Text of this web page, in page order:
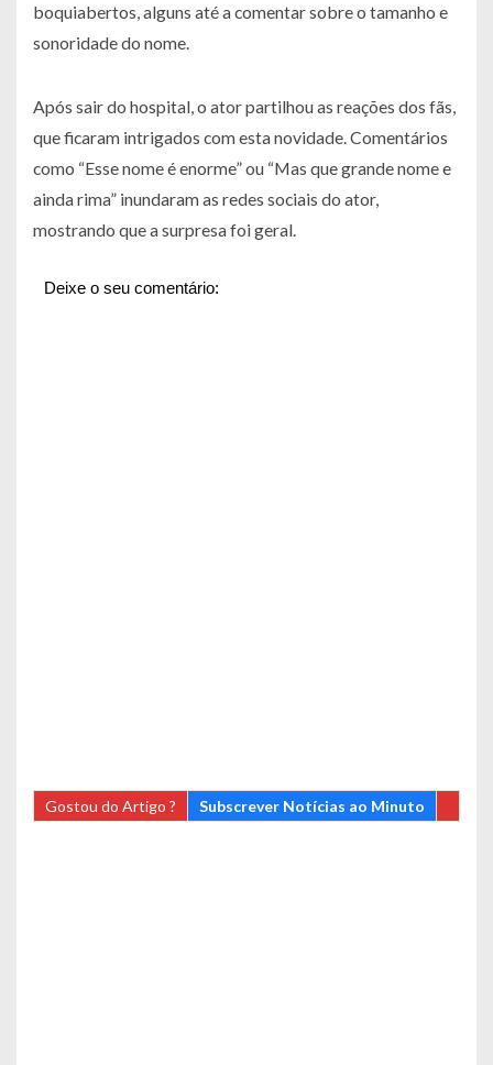
boquiabertos, alguns até a comentar sobre o tamanho e
sonoridade do nome.
Após sair do hospital, o ator partilhou as reações dos fãs,
que ficaram intrigados com esta novidade. Comentários
como “Esse nome é enorme” ou “Mas que grande nome e
ainda rima” inundaram as redes sociais do ator,
mostrando que a surpresa foi geral.
Deixe o seu comentário:
Gostou do Artigo ? Subscrever Notícias ao Minuto